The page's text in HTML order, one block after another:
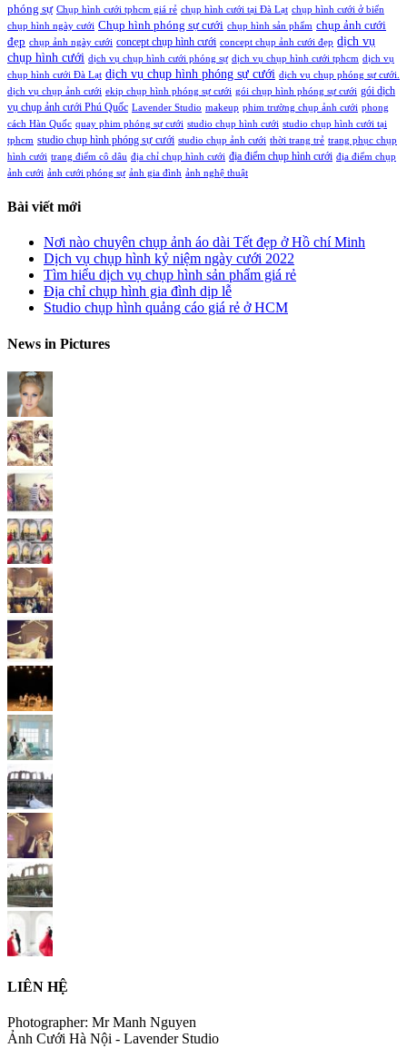
phóng sự Chụp hình cưới tphcm giá rẻ chụp hình cưới tại Đà Lạt chụp hình cưới ở biển
chụp hình ngày cưới Chụp hình phóng sự cưới chụp hình sản phẩm chụp ảnh cưới
đẹp chụp ảnh ngày cưới concept chụp hình cưới concept chụp ảnh cưới đẹp dịch vụ
chụp hình cưới dịch vụ chụp hình cưới phóng sự dịch vụ chụp hình cưới tphcm dịch vụ
chụp hình cưới Đà Lạt dịch vụ chụp hình phóng sự cưới dịch vụ chụp phóng sự cưới.
dịch vụ chụp ảnh cưới ekip chụp hình phóng sự cưới gói chụp hình phóng sự cưới gói dịch
vụ chụp ảnh cưới Phú Quốc Lavender Studio makeup phim trường chụp ảnh cưới phong
cách Hàn Quốc quay phim phóng sự cưới studio chụp hình cưới studio chụp hình cưới tại
tphcm studio chụp hình phóng sự cưới studio chụp ảnh cưới thời trang trẻ trang phục chụp
hình cưới trang điểm cô dâu địa chỉ chụp hình cưới địa điểm chụp hình cưới địa điểm chụp
ảnh cưới ảnh cưới phóng sự ảnh gia đình ảnh nghệ thuật
Bài viết mới
Nơi nào chuyên chụp ảnh áo dài Tết đẹp ở Hồ chí Minh
Dịch vụ chụp hình kỷ niệm ngày cưới 2022
Tìm hiểu dịch vụ chụp hình sản phẩm giá rẻ
Địa chỉ chụp hình gia đình dịp lễ
Studio chụp hình quảng cáo giá rẻ ở HCM
News in Pictures
LIÊN HỆ
Photographer: Mr Manh Nguyen
Ảnh Cưới Hà Nội - Lavender Studio